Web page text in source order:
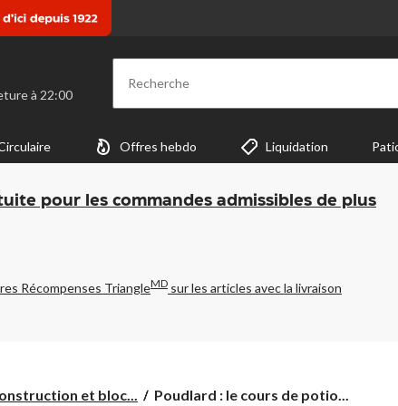
⋅ Fermeture à 22:00 Recherche
Offres hebdo Liquidation
pour les commandes admissibles de plus
Récompenses TriangleMD sur les articles avec la livraison
et bloc...
Poudlard :
Poudlard : le cours de potio...